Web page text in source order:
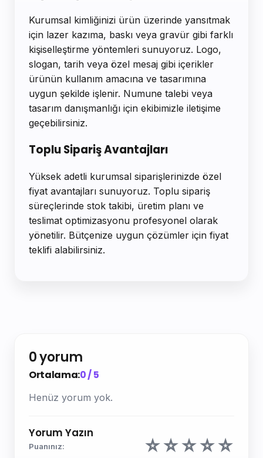
Kurumsal kimliğinizi ürün üzerinde yansıtmak
için lazer kazıma, baskı veya gravür gibi farklı
kişiselleştirme yöntemleri sunuyoruz. Logo,
slogan, tarih veya özel mesaj gibi içerikler
ürünün kullanım amacına ve tasarımına
uygun şekilde işlenir. Numune talebi veya
tasarım danışmanlığı için ekibimizle iletişime
geçebilirsiniz.
Toplu Sipariş Avantajları
Yüksek adetli kurumsal siparişlerinizde özel
fiyat avantajları sunuyoruz. Toplu sipariş
süreçlerinde stok takibi, üretim planı ve
teslimat optimizasyonu profesyonel olarak
yönetilir. Bütçenize uygun çözümler için fiyat
teklifi alabilirsiniz.
0 yorum
Ortalama:0 / 5
Henüz yorum yok.
Yorum Yazın
Puanınız: ☆☆☆☆☆